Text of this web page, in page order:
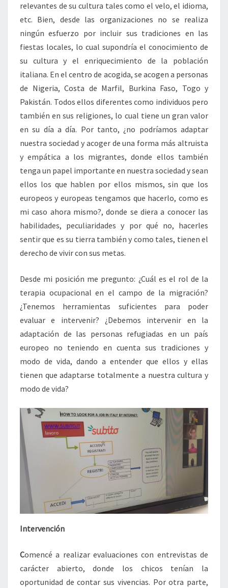
relevantes de su cultura tales como el velo, el idioma,
etc. Bien, desde las organizaciones no se realiza
ningún esfuerzo por incluir sus tradiciones en las
fiestas locales, lo cual supondría el conocimiento de
su cultura y el enriquecimiento de la población
italiana. En el centro de acogida, se acogen a personas
de Nigeria, Costa de Marfil, Burkina Faso, Togo y
Pakistán. Todos ellos diferentes como individuos pero
también en sus religiones, lo cual tiene un gran valor
en su día a día. Por tanto, ¿no podríamos adaptar
nuestra sociedad y acoger de una forma más altruista
y empática a los migrantes, donde ellos también
tenga un papel importante en nuestra sociedad y sean
ellos los que hablen por ellos mismos, sin que los
europeos y europeas tengamos que hacerlo, como es
mi caso ahora mismo?, donde se diera a conocer las
habilidades, peculiaridades y por qué no, hacerles
sentir que es su tierra también y como tales, tienen el
derecho de vivir con sus metas.
Desde mi posición me pregunto: ¿Cuál es el rol de la
terapia ocupacional en el campo de la migración?
¿Tenemos herramientas suficientes para poder
evaluar e intervenir? ¿Debemos intervenir en la
adaptación de las personas refugiadas en un país
europeo no teniendo en cuenta sus tradiciones y
modo de vida, dando a entender que ellos y ellas
tienen que adaptarse totalmente a nuestra cultura y
modo de vida?
Intervención
Comencé a realizar evaluaciones con entrevistas de
carácter abierto, donde los chicos tenían la
oportunidad de contar sus vivencias. Por otra parte,